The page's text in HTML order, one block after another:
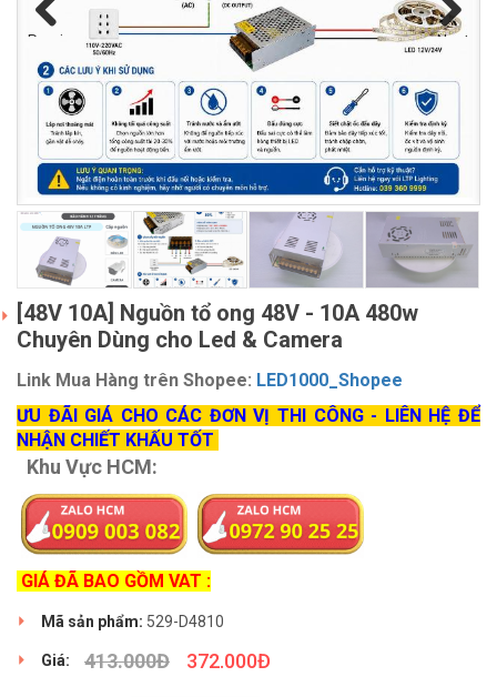
Previous Next
[48V 10A] Nguồn tổ ong 48V - 10A 480w
Chuyên Dùng cho Led & Camera
Link Mua Hàng trên Shopee: LED1000_Shopee
ƯU ĐÃI GIÁ CHO CÁC ĐƠN VỊ THI CÔNG - LIÊN HỆ ĐỂ
NHẬN CHIẾT KHẤU TỐT
Khu Vực HCM:
GIÁ ĐÃ BAO GỒM VAT :
Mã sản phẩm: 529-D4810
Giá: 413.000Đ 372.000Đ